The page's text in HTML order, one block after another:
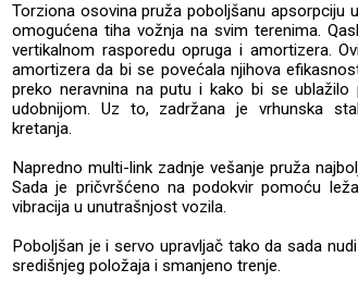
Torziona osovina pruža poboljšanu apsorpciju
omogućena tiha vožnja na svim terenima.
vertikalnom rasporedu opruga i amortizera.
amortizera da bi se povećala njihova
preko neravnina na putu i kako bi se
udobnijom. Uz to, zadržana je vrhunska
kretanja.
Napredno multi-link zadnje vešanje pruža
Sada je pričvršćeno na podokvir pomoću
vibracija u unutrašnjost vozila.
Poboljšan je i servo upravljač tako da sada
središnjeg položaja i smanjeno trenje.